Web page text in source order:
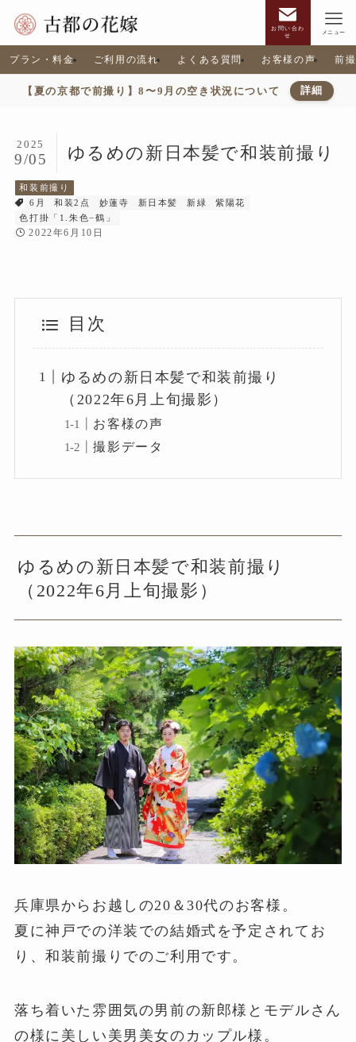
お問い合わ
せ
メニュー
プラン・料金 ご利用の流れ よくある質問 お客様の声 前
【夏の京都で前撮り】8〜9月の空き状況について 詳細
ゆるめの新日本髪で和装前撮り
2025
9/05
和装前撮り
6月
和装2点 妙蓮寺 新日本髪 新緑
紫陽花
色打掛「1.朱色−鶴」
2022年6月10日
目次
ゆるめの新日本髪で和装前撮り
（2022年6月上旬撮影）
お客様の声
撮影データ
ゆるめの新日本髪で和装前撮り
（2022年6月上旬撮影）
兵庫県からお越しの20＆30代のお客様。
夏に神戸での洋装での結婚式を予定されてお
り、和装前撮りでのご利用です。
落ち着いた雰囲気の男前の新郎様とモデルさん
の様に美しい美男美女のカップル様。